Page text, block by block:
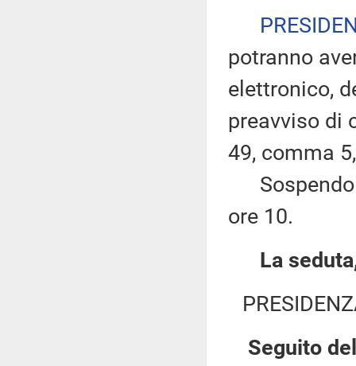
potranno
elettronico,
preavviso di
49, comma
Sospendo
ore 10.
La
Seguito